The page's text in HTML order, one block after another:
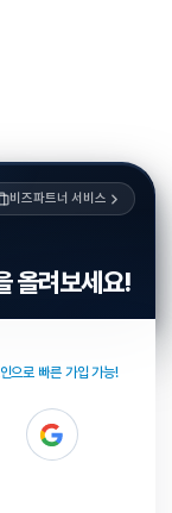
비즈파트너 서비스
올려보세요!
으로 빠른 가입 가능!